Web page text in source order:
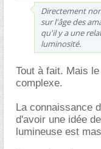
Directement
sur l'âge des
qu'il y a une
luminosité.
Tout à fait. Mais
complexe.
La connaissance
d'avoir une idée
lumineuse est